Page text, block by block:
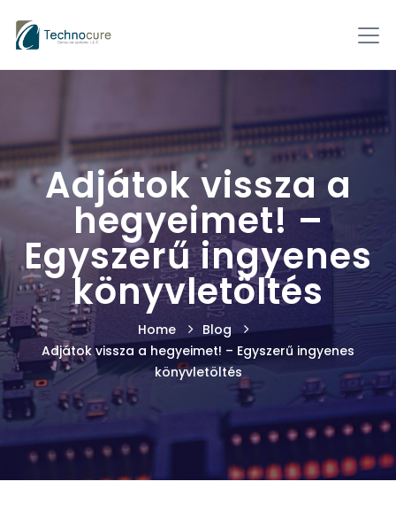
Adjátok vissza a
hegyeimet! –
Egyszerű ingyenes
könyvletöltés
Home
Blog
Adjátok vissza a hegyeimet! – Egyszerű ingyenes
könyvletöltés